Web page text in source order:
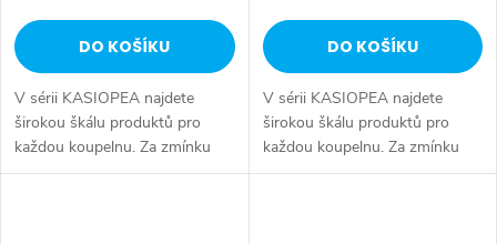
DO KOŠÍKU
V sérii KASIOPEA najdete
širokou škálu produktů pro
každou koupelnu. Za zmínku
stojí dvě varianty
DO KOŠÍKU
V sérii KASIOPEA najdete
širokou škálu produktů pro
každou koupelnu. Za zmínku
stojí dvě varianty